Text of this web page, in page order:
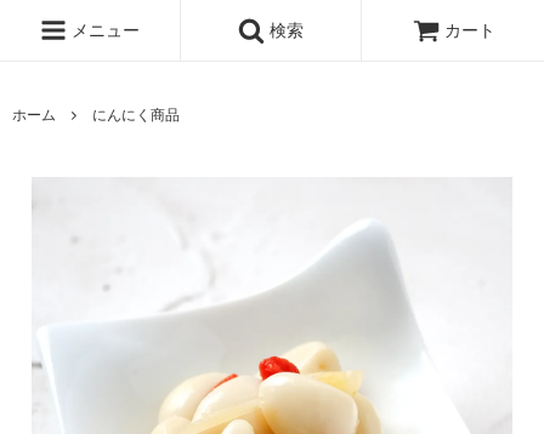
メニュー 検索 カート
ホーム にんにく商品